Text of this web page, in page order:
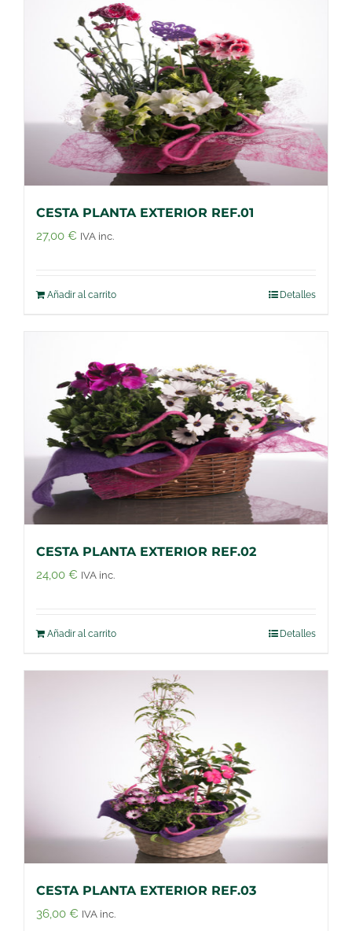
CESTA PLANTA EXTERIOR REF.01
27,00 € IVA inc.
Añadir al carrito Detalles
CESTA PLANTA EXTERIOR REF.02
24,00 € IVA inc.
Añadir al carrito Detalles
CESTA PLANTA EXTERIOR REF.03
36,00 € IVA inc.